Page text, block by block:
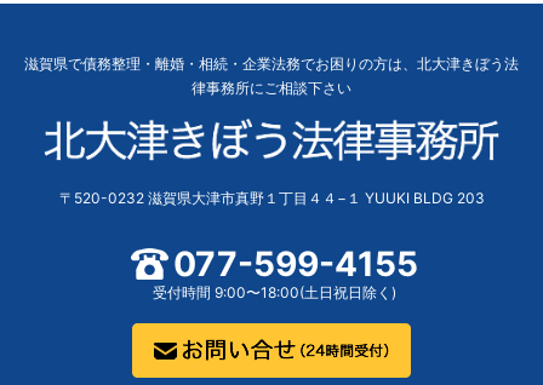
滋賀県で債務整理・離婚・相続・企業法務でお困りの方は、北大津きぼう法
律事務所にご相談下さい
〒520-0232 滋賀県大津市真野１丁目４４−１ YUUKI BLDG 203
077-599-4155
受付時間 9:00〜18:00(土日祝日除く)